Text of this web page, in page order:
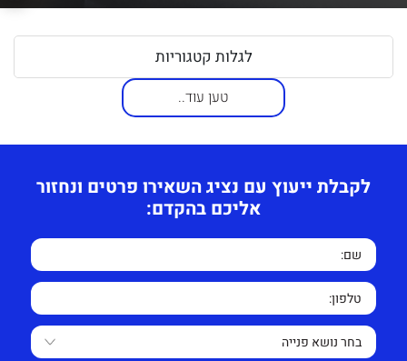
לגלות קטגוריות
טען עוד..
לקבלת ייעוץ עם נציג השאירו פרטים ונחזור
אליכם בהקדם: